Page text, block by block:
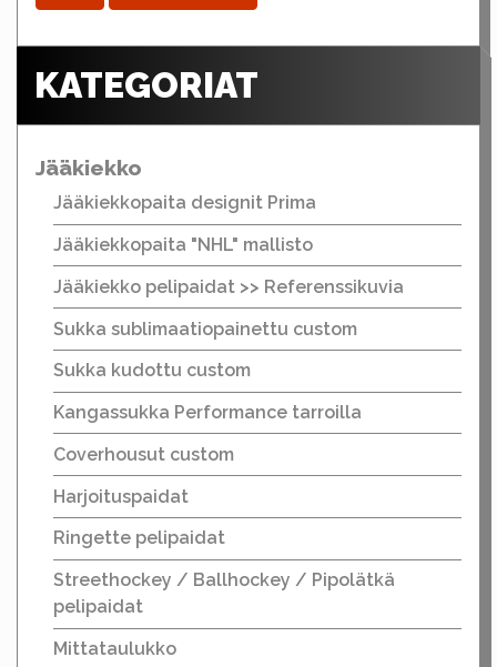
KATEGORIAT
Jääkiekko
Jääkiekkopaita designit Prima
Jääkiekkopaita "NHL" mallisto
Jääkiekko pelipaidat >> Referenssikuvia
Sukka sublimaatiopainettu custom
Sukka kudottu custom
Kangassukka Performance tarroilla
Coverhousut custom
Harjoituspaidat
Ringette pelipaidat
Streethockey / Ballhockey / Pipolätkä
pelipaidat
Mittataulukko